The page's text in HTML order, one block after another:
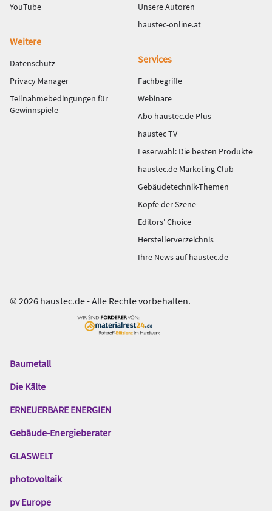
YouTube
Unsere Autoren
haustec-online.at
Weitere
Datenschutz
Privacy Manager
Teilnahmebedingungen für
Gewinnspiele
Services
Fachbegriffe
Webinare
Abo haustec.de Plus
haustec TV
Leserwahl: Die besten Produkte
haustec.de Marketing Club
Gebäudetechnik-Themen
Köpfe der Szene
Editors' Choice
Herstellerverzeichnis
Ihre News auf haustec.de
© 2026 haustec.de - Alle Rechte vorbehalten.
Das
Gentner
Baumetall
Die Kälte
ERNEUERBARE ENERGIEN
Gebäude-Energieberater
GLASWELT
photovoltaik
pv Europe